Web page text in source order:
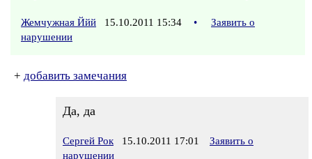
Жемчужная Ййй 15.10.2011 15:34 •
Заявить о
нарушении
+ добавить замечания
Да, да
Сергей Рок 15.10.2011 17:01
Заявить о
нарушении